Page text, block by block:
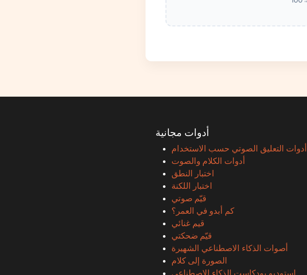
أدوات مجانية
أدوات التعليق الصوتي حسب الاستخدام
أدوات الكلام والصوت
اختبار النطق
اختبار اللكنة
قيّم صوتي
كم أبدو في العمر؟
قيم غنائي
قيّم ضحكتي
أصوات الذكاء الاصطناعي الشهيرة
الصورة إلى كلام